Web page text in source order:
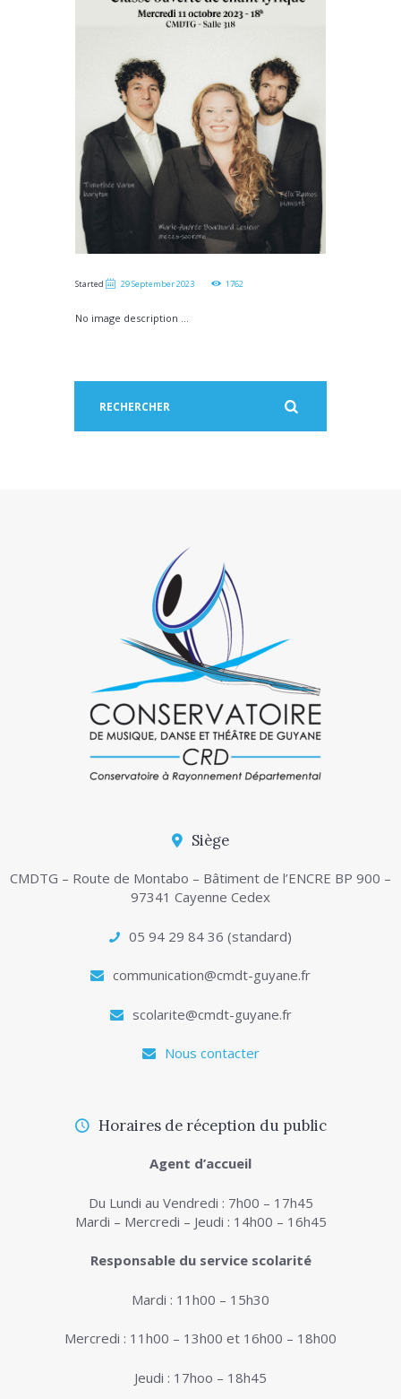
Started 29 September 2023 1762
No image description ...
Siège
CMDTG – Route de Montabo – Bâtiment de l’ENCRE BP 900 –
97341 Cayenne Cedex
05 94 29 84 36 (standard)
communication@cmdt-guyane.fr
scolarite@cmdt-guyane.fr
Nous contacter
Horaires de réception du public
Agent d’accueil
Du Lundi au Vendredi : 7h00 – 17h45
Mardi – Mercredi – Jeudi : 14h00 – 16h45
Responsable du service scolarité
Mardi : 11h00 – 15h30
Mercredi : 11h00 – 13h00 et 16h00 – 18h00
Jeudi : 17hoo – 18h45